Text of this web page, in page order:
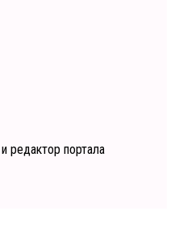
редактор портала